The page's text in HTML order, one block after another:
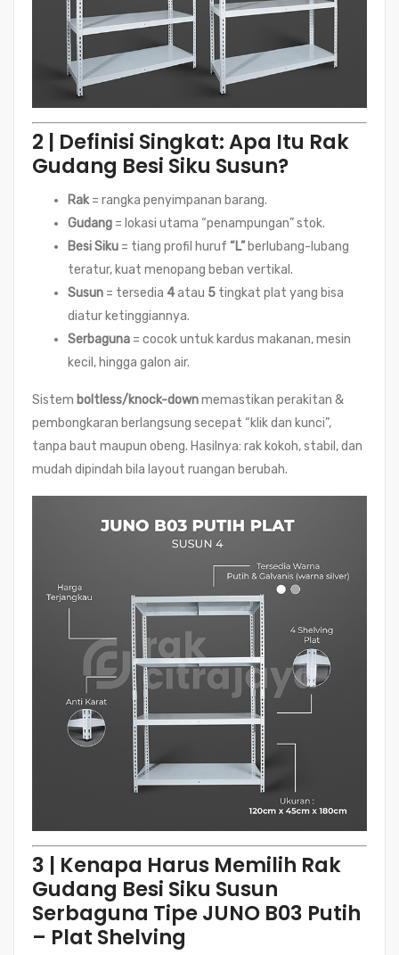
2 | Definisi Singkat: Apa Itu Rak
Gudang Besi Siku Susun?
Rak= rangka penyimpanan barang.
Gudang = lokasi utama “penampungan” stok.
Besi Siku = tiang profil huruf “L”berlubang-lubang
teratur, kuat menopang beban vertikal.
Susun = tersedia 4atau 5 tingkat plat yang bisa
diatur ketinggiannya.
Serbaguna = cocok untuk kardus makanan, mesin
kecil, hingga galon air.
Sistem boltless/knock-downmemastikan perakitan &
pembongkaran berlangsung secepat “klik dan kunci”,
tanpa baut maupun obeng. Hasilnya: rak kokoh, stabil, dan
mudah dipindah bila layout ruangan berubah.
3 | Kenapa Harus Memilih Rak
Gudang Besi Siku Susun
Serbaguna Tipe JUNO B03 Putih
– Plat Shelving